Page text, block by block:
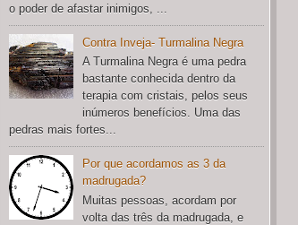
o poder de afastar inimigos, ...
Contra Inveja- Turmalina Negra
A Turmalina Negra é uma pedra
bastante conhecida dentro da
terapia com cristais, pelos seus
inúmeros benefícios. Uma das
pedras mais fortes...
Por que acordamos as 3 da
madrugada?
Muitas pessoas, acordam por
volta das três da madrugada, e